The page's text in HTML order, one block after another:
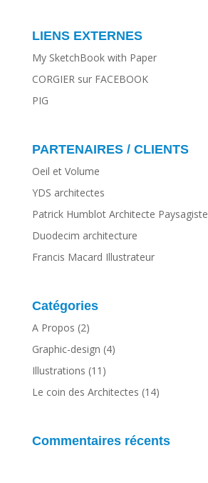
LIENS EXTERNES
My SketchBook with Paper
CORGIER sur FACEBOOK
PIG
PARTENAIRES / CLIENTS
Oeil et Volume
YDS architectes
Patrick Humblot Architecte Paysagiste
Duodecim architecture
Francis Macard Illustrateur
Catégories
A Propos (2)
Graphic-design (4)
Illustrations (11)
Le coin des Architectes (14)
Commentaires récents